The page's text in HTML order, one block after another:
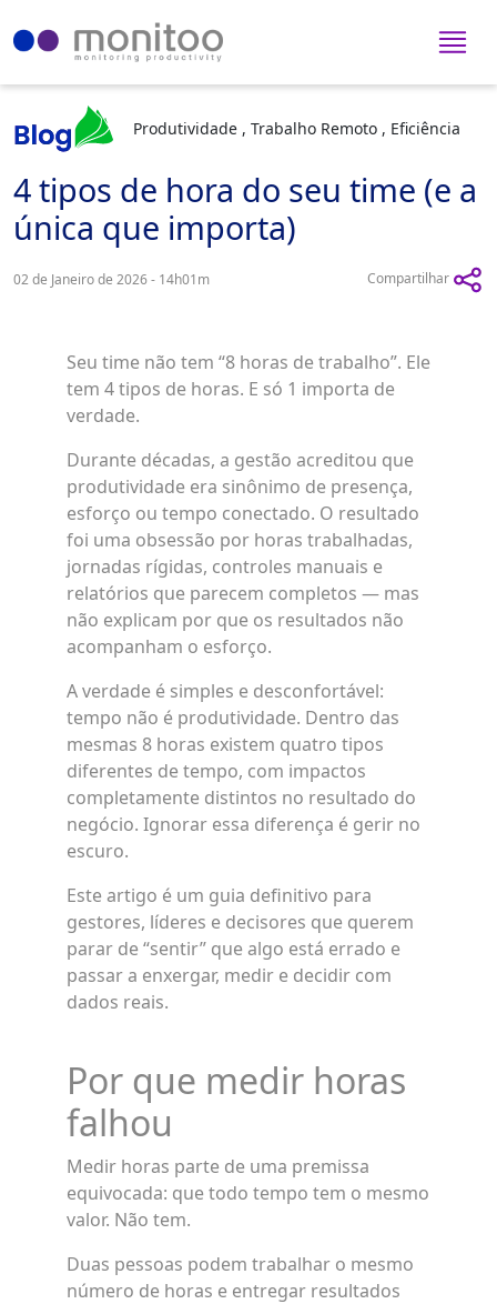
Produtividade , Trabalho Remoto , Eficiência
4 tipos de hora do seu time (e a
única que importa)
02 de Janeiro de 2026 - 14h01m Compartilhar
Seu time não tem “8 horas de trabalho”. Ele
tem 4 tipos de horas. E só 1 importa de
verdade.
Durante décadas, a gestão acreditou que
produtividade era sinônimo de presença,
esforço ou tempo conectado. O resultado
foi uma obsessão por horas trabalhadas,
jornadas rígidas, controles manuais e
relatórios que parecem completos — mas
não explicam por que os resultados não
acompanham o esforço.
A verdade é simples e desconfortável:
tempo não é produtividade. Dentro das
mesmas 8 horas existem quatro tipos
diferentes de tempo, com impactos
completamente distintos no resultado do
negócio. Ignorar essa diferença é gerir no
escuro.
Este artigo é um guia definitivo para
gestores, líderes e decisores que querem
parar de “sentir” que algo está errado e
passar a enxergar, medir e decidir com
dados reais.
Por que medir horas
falhou
Medir horas parte de uma premissa
equivocada: que todo tempo tem o mesmo
valor. Não tem.
Duas pessoas podem trabalhar o mesmo
número de horas e entregar resultados